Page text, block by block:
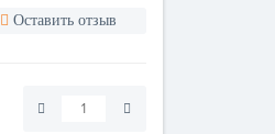
Оставить отзыв